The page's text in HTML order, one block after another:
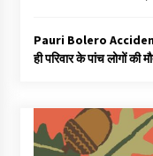
Pauri Bolero
ही परिवार के पांच लोगों की